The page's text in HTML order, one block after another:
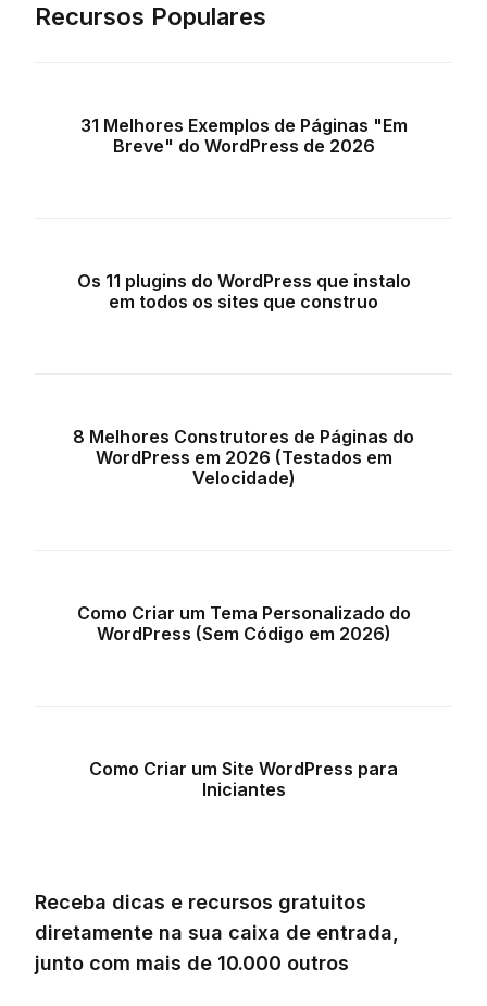
Recursos Populares
31 Melhores Exemplos de Páginas "Em
Breve" do WordPress de 2026
Os 11 plugins do WordPress que instalo
em todos os sites que construo
8 Melhores Construtores de Páginas do
WordPress em 2026 (Testados em
Velocidade)
Como Criar um Tema Personalizado do
WordPress (Sem Código em 2026)
Como Criar um Site WordPress para
Iniciantes
Receba dicas e recursos gratuitos
diretamente na sua caixa de entrada,
junto com mais de 10.000 outros